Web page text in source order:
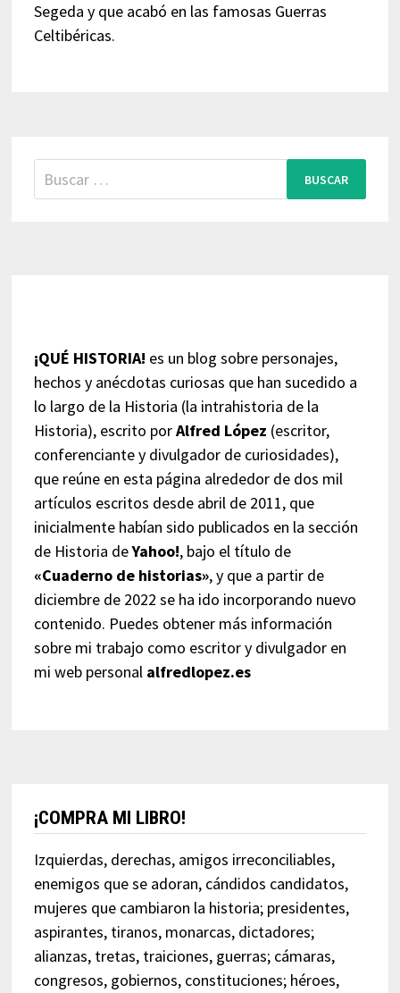
Segeda y que acabó en las famosas Guerras
Celtibéricas.
Buscar:
¡QUÉ HISTORIA! es un blog sobre personajes,
hechos y anécdotas curiosas que han sucedido a
lo largo de la Historia (la intrahistoria de la
Historia), escrito porAlfred López (escritor,
conferenciante y divulgador de curiosidades),
que reúne en esta página alrededor de dos mil
artículos escritos desde abril de 2011, que
inicialmente habían sido publicados en la sección
de Historia deYahoo!, bajo el título de
«Cuaderno de historias», y que a partir de
diciembre de 2022 se ha ido incorporando nuevo
contenido. Puedes obtener más información
sobre mi trabajo como escritor y divulgador en
mi web personal alfredlopez.es
¡COMPRA MI LIBRO!
Izquierdas, derechas, amigos irreconciliables,
enemigos que se adoran, cándidos candidatos,
mujeres que cambiaron la historia; presidentes,
aspirantes, tiranos, monarcas, dictadores;
alianzas, tretas, traiciones, guerras; cámaras,
congresos, gobiernos, constituciones; héroes,